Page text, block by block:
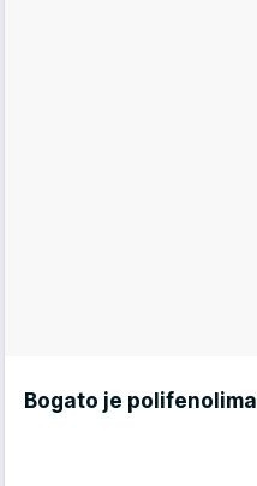
Bogato je polifenolima